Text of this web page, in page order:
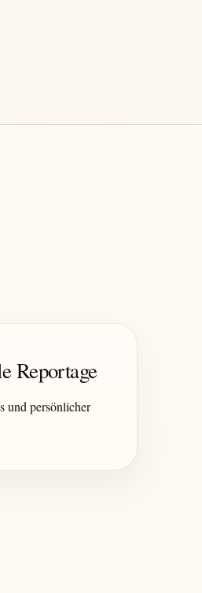
Reportage
und persönlicher